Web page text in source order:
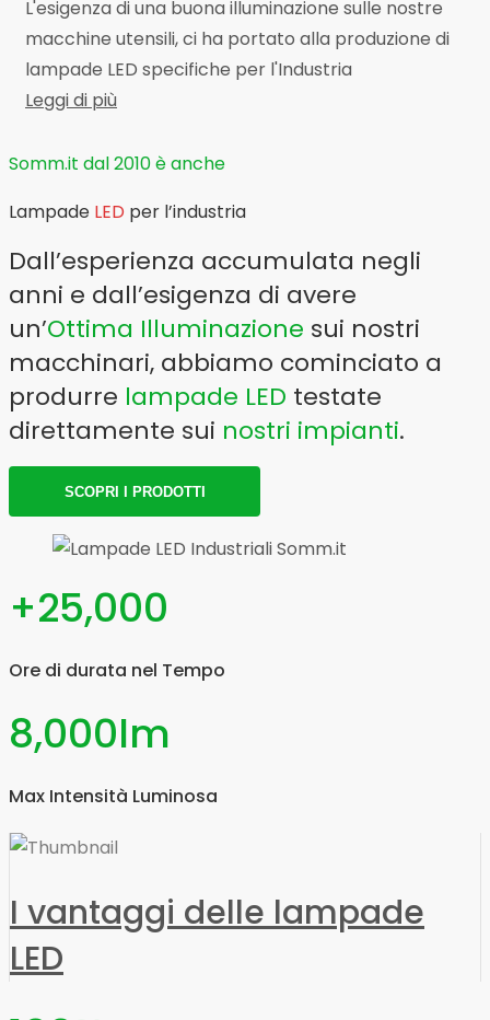
L'esigenza di una buona illuminazione sulle nostre
macchine utensili, ci ha portato alla produzione di
lampade LED specifiche per l'Industria
Leggi di più
Somm.it dal 2010 è anche
Lampade LED per l’industria
Dall’esperienza accumulata negli
anni e dall’esigenza di avere
un’Ottima Illuminazione sui nostri
macchinari, abbiamo cominciato a
produrre lampade LED testate
direttamente sui nostri impianti.
SCOPRI I PRODOTTI
+25,000
Ore di durata nel Tempo
8,000lm
Max Intensità Luminosa
I vantaggi delle lampade
LED